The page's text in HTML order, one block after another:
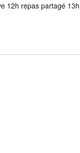
12h repas partagé